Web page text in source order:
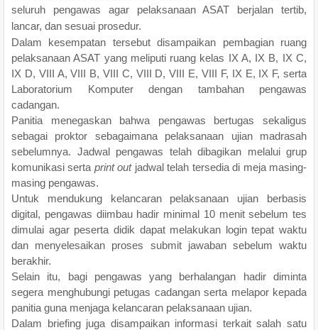
seluruh pengawas agar pelaksanaan ASAT berjalan tertib,
lancar, dan sesuai prosedur.
Dalam kesempatan tersebut disampaikan pembagian ruang
pelaksanaan ASAT yang meliputi ruang kelas IX A, IX B, IX C,
IX D, VIII A, VIII B, VIII C, VIII D, VIII E, VIII F, IX E, IX F, serta
Laboratorium Komputer dengan tambahan pengawas
cadangan.
Panitia menegaskan bahwa pengawas bertugas sekaligus
sebagai proktor sebagaimana pelaksanaan ujian madrasah
sebelumnya. Jadwal pengawas telah dibagikan melalui grup
komunikasi serta print outjadwal telah tersedia di meja masing-
masing pengawas.
Untuk mendukung kelancaran pelaksanaan ujian berbasis
digital, pengawas diimbau hadir minimal 10 menit sebelum tes
dimulai agar peserta didik dapat melakukan login tepat waktu
dan menyelesaikan proses submit jawaban sebelum waktu
berakhir.
Selain itu, bagi pengawas yang berhalangan hadir diminta
segera menghubungi petugas cadangan serta melapor kepada
panitia guna menjaga kelancaran pelaksanaan ujian.
Dalam briefing juga disampaikan informasi terkait salah satu